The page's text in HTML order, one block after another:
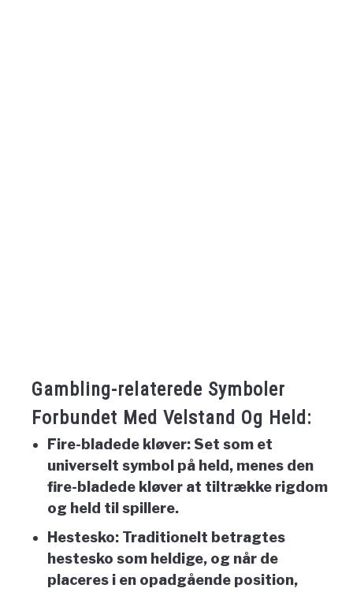
Gambling-relaterede Symboler
Forbundet Med Velstand Og Held:
Fire-bladede kløver: Set som et
universelt symbol på held, menes den
fire-bladede kløver at tiltrække rigdom
og held til spillere.
Hestesko: Traditionelt betragtes
hestesko som heldige, og når de
placeres i en opadgående position,